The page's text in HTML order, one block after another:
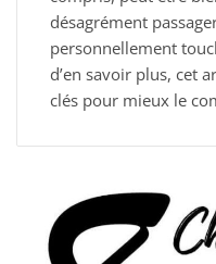
désagrément
personnellement
d’en savoir plus, cet
clés pour mieux le